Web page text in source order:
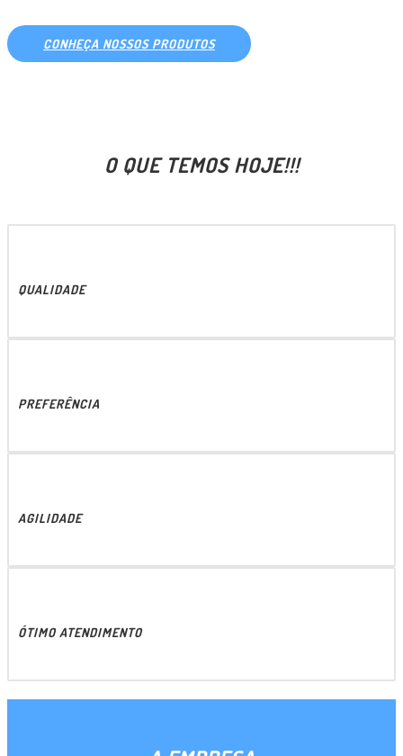
CONHEÇA NOSSOS PRODUTOS
O QUE TEMOS HOJE!!!
QUALIDADE
PREFERÊNCIA
AGILIDADE
ÓTIMO ATENDIMENTO